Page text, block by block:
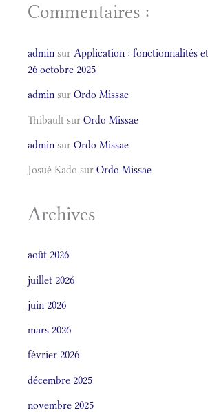
Commentaires :
admin sur Application : fonctionnalités
26 octobre 2025
admin sur Ordo Missae
Thibault sur Ordo Missae
admin sur Ordo Missae
Josué Kado sur Ordo Missae
Archives
août 2026
juillet 2026
juin 2026
mars 2026
février 2026
décembre 2025
novembre 2025